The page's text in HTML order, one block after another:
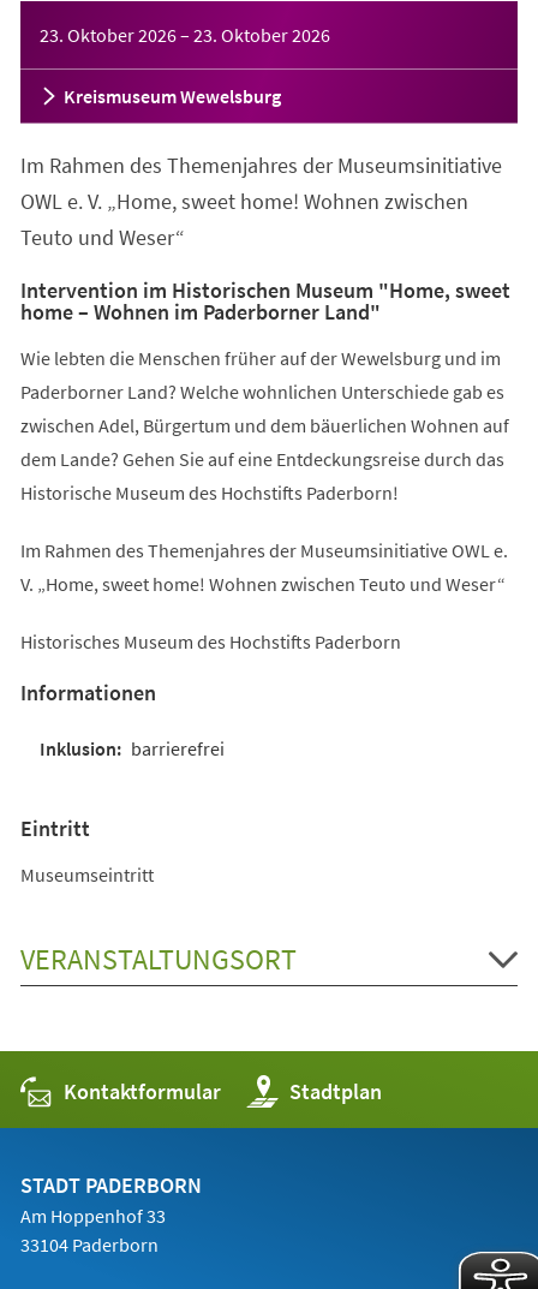
23. Oktober 2026– 23. Oktober 2026
Kreismuseum Wewelsburg
Im Rahmen des Themenjahres der Museumsinitiative
OWL e. V. „Home, sweet home! Wohnen zwischen
Teuto und Weser“
Intervention im Historischen Museum "Home, sweet
home – Wohnen im Paderborner Land"
Wie lebten die Menschen früher auf der Wewelsburg und im
Paderborner Land? Welche wohnlichen Unterschiede gab es
zwischen Adel, Bürgertum und dem bäuerlichen Wohnen auf
dem Lande? Gehen Sie auf eine Entdeckungsreise durch das
Historische Museum des Hochstifts Paderborn!
Im Rahmen des Themenjahres der Museumsinitiative OWL e.
V. „Home, sweet home! Wohnen zwischen Teuto und Weser“
Historisches Museum des Hochstifts Paderborn
Informationen
barrierefrei
Eintritt
Museumseintritt
VERANSTALTUNGSORT
Kontaktformular Stadtplan
(Öffnet
in
einem
STADT PADERBORN
Am Hoppenhof 33
33104 Paderborn